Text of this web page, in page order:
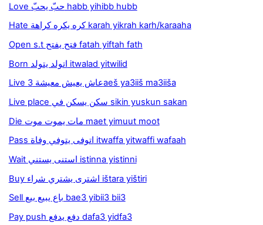
Love حبّ يحبّ habb yihibb hubb
Hate كره يكره كراهة karah yikrah karh/karaaha
Open s.t فتح يفتح fatah yiftah fath
Born اتولد يتولد itwalad yitwilid
Live عاش يعيش معيشة 3aeš ya3iiš ma3iiša
Live place سكن يسكن في sikin yuskun sakan
Die مات يموت موت maet yimuut moot
Pass اتوفى يتوفي وفاة itwaffa yitwaffi wafaah
Wait استنى يستني istinna yistinni
Buy اشترى يشتري شراء ištara yištiri
Sell باع يبيع بيع bae3 yibii3 bii3
Pay push دفع يدفع dafa3 yidfa3